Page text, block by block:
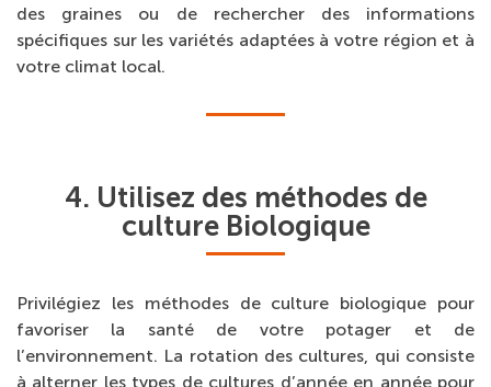
des graines ou de rechercher des informations
spécifiques sur les variétés adaptées à votre région et à
votre climat local.
4. Utilisez des méthodes de
culture Biologique
Privilégiez les méthodes de culture biologique pour
favoriser la santé de votre potager et de
l’environnement. La rotation des cultures, qui consiste
à alterner les types de cultures d’année en année pour